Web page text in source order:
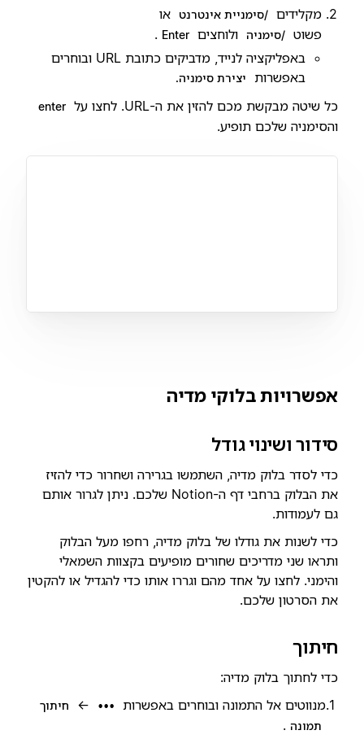
מקלידים /סימניית אינטרנט
או
פשוט /סימניה ולוחצים Enter
.
באפליקציה לנייד, מדביקים כתובת URL ובוחרים
באפשרות
יצירת סימניה.
כל שיטה מבקשת מכם להזין את ה-URL. לחצו על enter
והסימניה שלכם תופיע.
אפשרויות בלוקי מדיה
סידור ושינוי גודל
כדי לסדר בלוק מדיה, השתמשו בגרירה ושחרור כדי להזיז
את הבלוק ברחבי דף ה-Notion שלכם. ניתן לגרור אותם
גם לעמודות.
כדי לשנות את גודלו של בלוק מדיה, רחפו מעל הבלוק
ותראו שני מדריכים שחורים מופיעים בקצוות השמאלי
והימני. לחצו על אחד מהם וגררו אותו כדי להגדיל או להקטין
את הסרטון שלכם.
חיתוך
כדי לחתוך בלוק מדיה:
מנווטים אל התמונה ובוחרים באפשרות
•••
←
חיתוך
תמונה .